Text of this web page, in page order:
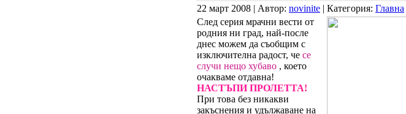
22 март 2008 | Автор: novinite | Категория: Главна
След серия мрачни вести от
родния ни град, най-после
днес можем да съобщим с
изключителна радост, че се
случи нещо хубаво , което
очакваме отдавна!
НАСТЪПИ ПРОЛЕТТА!
При това без никакви
закъснения и удължаване на